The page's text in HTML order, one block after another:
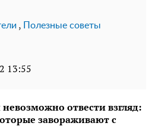
, Полезные советы
13:55
отвести взгляд:
завораживают с